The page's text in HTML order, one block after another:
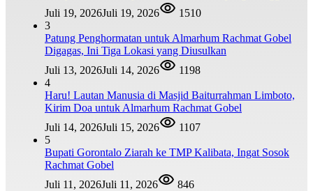
Juli 19, 2026Juli 19, 2026
1510
3
Patung Penghormatan untuk Almarhum Rachmat Gobel
Digagas, Ini Tiga Lokasi yang Diusulkan
Juli 13, 2026Juli 14, 2026
1198
4
Haru! Lautan Manusia di Masjid Baiturrahman Limboto,
Kirim Doa untuk Almarhum Rachmat Gobel
Juli 14, 2026Juli 15, 2026
1107
5
Bupati Gorontalo Ziarah ke TMP Kalibata, Ingat Sosok
Rachmat Gobel
Juli 11, 2026Juli 11, 2026 846